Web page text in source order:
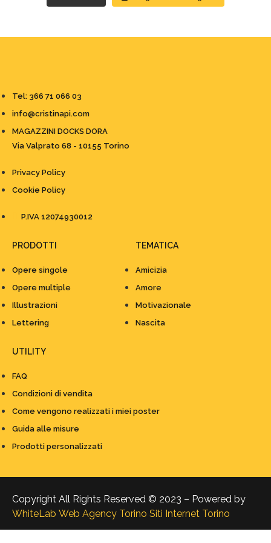
Tel: 366 71 066 03
info@cristinapi.com
MAGAZZINI DOCKS DORA
Via Valprato 68 - 10155 Torino
Privacy Policy
Cookie Policy
P.IVA 12074930012
PRODOTTI
Opere singole
Opere multiple
Illustrazioni
Lettering
TEMATICA
Amicizia
Amore
Motivazionale
Nascita
UTILITY
FAQ
Condizioni di vendita
Come vengono realizzati i miei poster
Guida alle misure
Prodotti personalizzati
Copyright All Rights Reserved © 2023 – Powered by
WhiteLab Web Agency Torino Siti Internet Torino